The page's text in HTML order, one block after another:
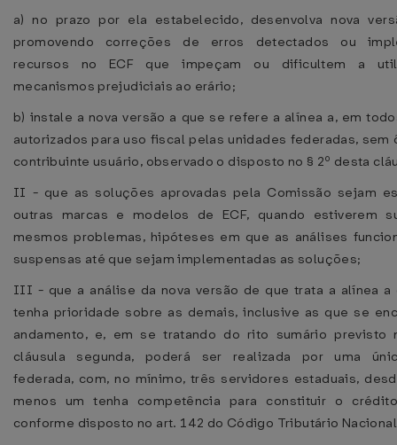
a) no prazo por ela estabelecido, desenvolva nova
promovendo correções de erros detectados ou
recursos no ECF que impeçam ou dificultem a
mecanismos prejudiciais ao erário;
b) instale a nova versão a que se refere a alínea a, em
autorizados para uso fiscal pelas unidades federadas, sem
contribuinte usuário, observado o disposto no § 2º desta
II - que as soluções aprovadas pela Comissão sejam
outras marcas e modelos de ECF, quando estiverem
mesmos problemas, hipóteses em que as análises
suspensas até que sejam implementadas as soluções;
III - que a análise da nova versão de que trata a alínea
tenha prioridade sobre as demais, inclusive as que se
andamento, e, em se tratando do rito sumário previsto
cláusula segunda, poderá ser realizada por uma
federada, com, no mínimo, três servidores estaduais,
menos um tenha competência para constituir o
conforme disposto no art. 142 do Código Tributário